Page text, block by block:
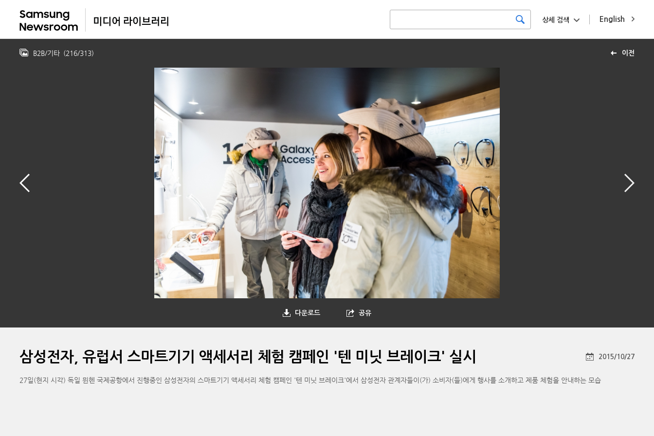
English
상세 검색
이전
B2B/기타 (216/313)
다운로드 공유
삼성전자, 유럽서 스마트기기 액세서리 체험 캠페인 '텐 미닛 브레이크' 실시 2015/10/27
27일(현지 시각) 독일 뮌헨 국제공항에서 진행중인 삼성전자의 스마트기기 액세서리 체험 캠페인 '텐 미닛 브레이크'에서 삼성전자 관계자들이(가) 소비자(들)에게 행사를 소개하고 제품 체험을 안내하는 모습